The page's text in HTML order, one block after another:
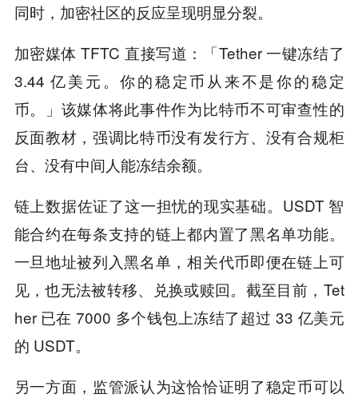
同时，加密社区的反应呈现明显分裂。
加密媒体 TFTC 直接写道：「Tether 一键冻结了
3.44 亿美元。你的稳定币从来不是你的稳定
币。」该媒体将此事件作为比特币不可审查性的
反面教材，强调比特币没有发行方、没有合规柜
台、没有中间人能冻结余额。
链上数据佐证了这一担忧的现实基础。USDT 智
能合约在每条支持的链上都内置了黑名单功能。
一旦地址被列入黑名单，相关代币即便在链上可
见，也无法被转移、兑换或赎回。截至目前，Tet
her 已在 7000 多个钱包上冻结了超过 33 亿美元
的 USDT。
另一方面，监管派认为这恰恰证明了稳定币可以